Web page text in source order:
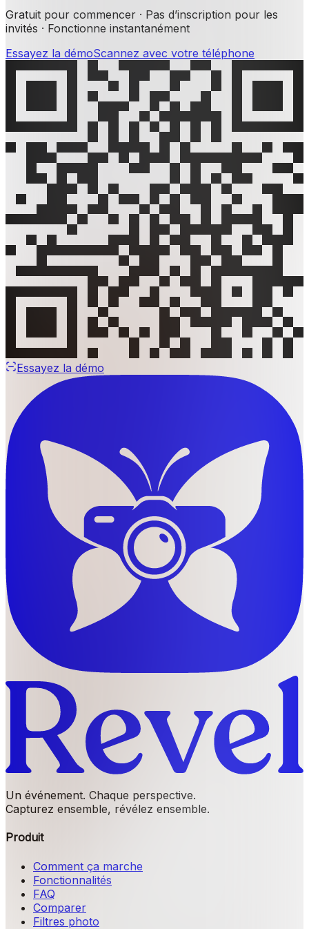
Gratuit pour commencer · Pas d’inscription pour les
invités · Fonctionne instantanément
Essayez la démoScannez avec votre téléphone
Essayez la démo
Un événement. Chaque perspective.
Capturez ensemble, révélez ensemble.
Produit
Comment ça marche
Fonctionnalités
FAQ
Comparer
Filtres photo